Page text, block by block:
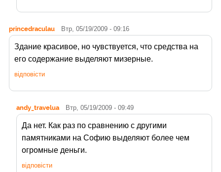
princedraculau Втр, 05/19/2009 - 09:16
Здание красивое, но чувствуется, что средства на
его содержание выделяют мизерные.
відповісти
andy_travelua Втр, 05/19/2009 - 09:49
Да нет. Как раз по сравнению с другими
памятниками на Софию выделяют более чем
огромные деньги.
відповісти